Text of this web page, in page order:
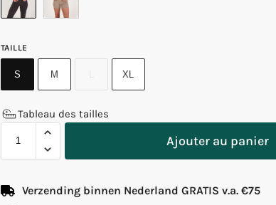
TAILLE
S M XL
Tableau des tailles
Ajouter au panier
Verzending binnen Nederland GRATIS v.a. €75